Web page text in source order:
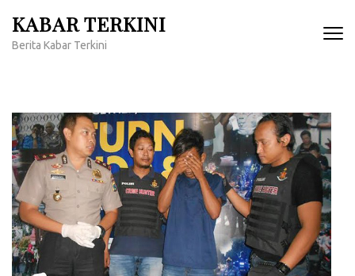
konten
KABAR TERKINI
Berita Kabar Terkini